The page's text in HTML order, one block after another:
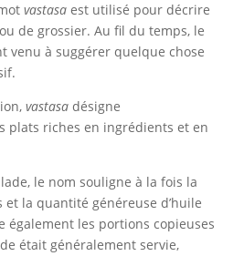
vastasaest utilisé pour décrire
de grossier. Au fil du temps, le
venu à suggérer quelque chose
vastasadésigne
plats riches en ingrédients et en
le nom souligne à la fois la
la quantité généreuse d’huile
également les portions copieuses
était généralement servie,